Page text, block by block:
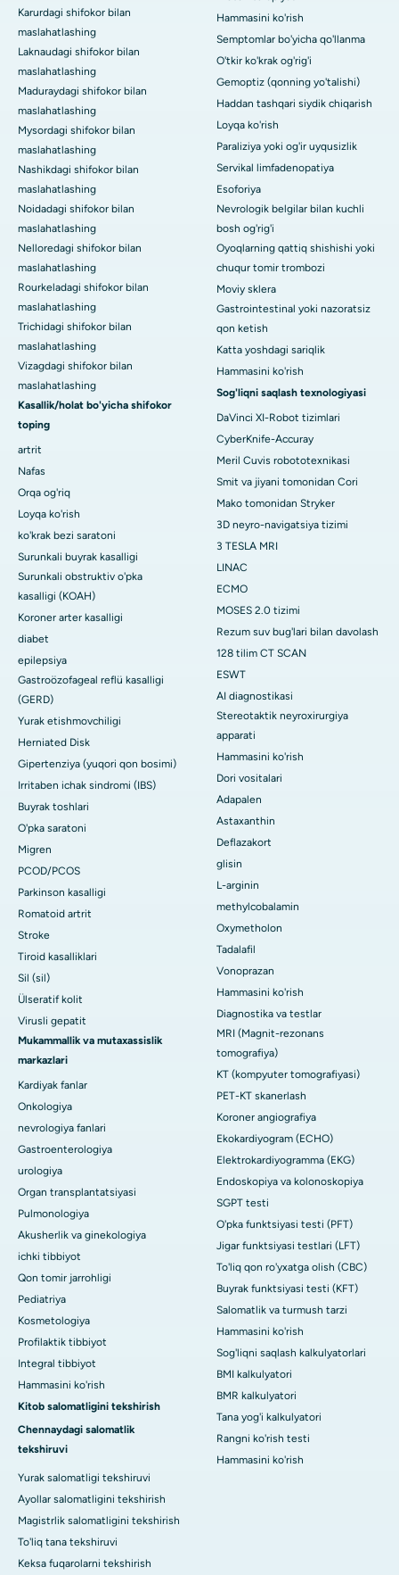
Karurdagi shifokor bilan
maslahatlashing
Laknaudagi shifokor bilan
maslahatlashing
Maduraydagi shifokor bilan
maslahatlashing
Mysordagi shifokor bilan
maslahatlashing
Nashikdagi shifokor bilan
maslahatlashing
Noidadagi shifokor bilan
maslahatlashing
Nelloredagi shifokor bilan
maslahatlashing
Rourkeladagi shifokor bilan
maslahatlashing
Trichidagi shifokor bilan
maslahatlashing
Vizagdagi shifokor bilan
maslahatlashing
Kasallik/holat bo'yicha shifokor
toping
artrit
Nafas
Orqa og'riq
Loyqa ko'rish
ko'krak bezi saratoni
Surunkali buyrak kasalligi
Surunkali obstruktiv o'pka
kasalligi (KOAH)
Koroner arter kasalligi
diabet
epilepsiya
Gastroözofageal reflü kasalligi
(GERD)
Yurak etishmovchiligi
Herniated Disk
Gipertenziya (yuqori qon bosimi)
Irritaben ichak sindromi (IBS)
Buyrak toshlari
O'pka saratoni
Migren
PCOD/PCOS
Parkinson kasalligi
Romatoid artrit
Stroke
Tiroid kasalliklari
Sil (sil)
Ülseratif kolit
Virusli gepatit
Mukammallik va mutaxassislik
markazlari
Kardiyak fanlar
Onkologiya
nevrologiya fanlari
Gastroenterologiya
urologiya
Organ transplantatsiyasi
Pulmonologiya
Akusherlik va ginekologiya
ichki tibbiyot
Qon tomir jarrohligi
Pediatriya
Kosmetologiya
Profilaktik tibbiyot
Integral tibbiyot
Hammasini ko'rish
Kitob salomatligini tekshirish
Chennaydagi salomatlik
tekshiruvi
Yurak salomatligi tekshiruvi
Ayollar salomatligini tekshirish
Magistrlik salomatligini tekshirish
To'liq tana tekshiruvi
Keksa fuqarolarni tekshirish
Hammasini ko'rish
Semptomlar bo'yicha qo'llanma
O'tkir ko'krak og'rig'i
Gemoptiz (qonning yo'talishi)
Haddan tashqari siydik chiqarish
Loyqa ko'rish
Paraliziya yoki og'ir uyqusizlik
Servikal limfadenopatiya
Esoforiya
Nevrologik belgilar bilan kuchli
bosh og'rig'i
Oyoqlarning qattiq shishishi yoki
chuqur tomir trombozi
Moviy sklera
Gastrointestinal yoki nazoratsiz
qon ketish
Katta yoshdagi sariqlik
Hammasini ko'rish
Sog'liqni saqlash texnologiyasi
DaVinci XI-Robot tizimlari
CyberKnife-Accuray
Meril Cuvis robototexnikasi
Smit va jiyani tomonidan Cori
Mako tomonidan Stryker
3D neyro-navigatsiya tizimi
3 TESLA MRI
LINAC
ECMO
MOSES 2.0 tizimi
Rezum suv bug'lari bilan davolash
128 tilim CT SCAN
ESWT
AI diagnostikasi
Stereotaktik neyroxirurgiya
apparati
Hammasini ko'rish
Dori vositalari
Adapalen
Astaxanthin
Deflazakort
glisin
L-arginin
methylcobalamin
Oxymetholon
Tadalafil
Vonoprazan
Hammasini ko'rish
Diagnostika va testlar
MRI (Magnit-rezonans
tomografiya)
KT (kompyuter tomografiyasi)
PET-KT skanerlash
Koroner angiografiya
Ekokardiyogram (ECHO)
Elektrokardiyogramma (EKG)
Endoskopiya va kolonoskopiya
SGPT testi
O'pka funktsiyasi testi (PFT)
Jigar funktsiyasi testlari (LFT)
To'liq qon ro'yxatga olish (CBC)
Buyrak funktsiyasi testi (KFT)
Salomatlik va turmush tarzi
Hammasini ko'rish
Sog'liqni saqlash kalkulyatorlari
BMI kalkulyatori
BMR kalkulyatori
Tana yog'i kalkulyatori
Rangni ko'rish testi
Hammasini ko'rish